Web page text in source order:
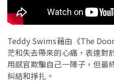
Teddy Swims藉由《The
茫和失去帶來的心痛，表達對
用感官欺騙自己一陣子，但最
糾結和掙扎。